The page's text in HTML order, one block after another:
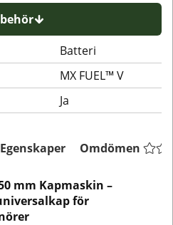
Batteri
MX FUEL™ V
Ja
Egenskaper Omdömen
mm Kapmaskin –
för